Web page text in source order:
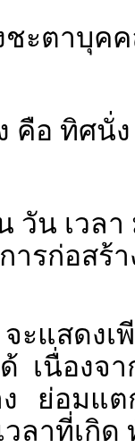
ชะตาบุค
คือ ทิศนั่
วัน เวล
ารก่อสร้
ะแสดง
เนื่องจ
ง ย่อมแ
วลาที่เกิ